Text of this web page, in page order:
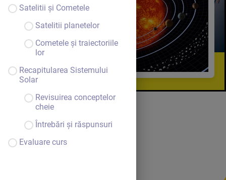
Satelitii și Cometele
Satelitii planetelor
Cometele și traiectoriile
lor
Recapitularea Sistemului
Solar
Revisuirea conceptelor
cheie
Întrebări și răspunsuri
Evaluare curs